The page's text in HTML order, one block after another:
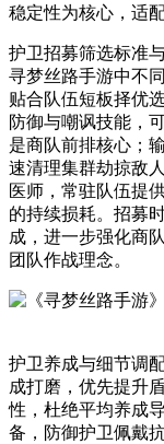
稳定性为核心，适
护卫招募筛选标准
寻梦丝路手游中不
贴合队伍短板择优
防御与嘲讽技能，
是商队前排核心；
速清理集群劫掠敌
医师，常驻队伍提
的持续损耗。招募
成，进一步强化商
团队作战理念。
护卫养成与细节调
成打磨，优先提升
性，杜绝平均养成
备，防御护卫佩戴